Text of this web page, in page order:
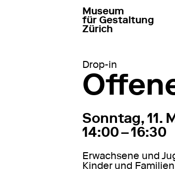
zur Startseite gehen
Museum
für Gestaltung
Zürich
Drop-in
11. Mai 2025
Sonntag, 11.
14:00 – 16:30
Erwachsene und
Kinder und Familien